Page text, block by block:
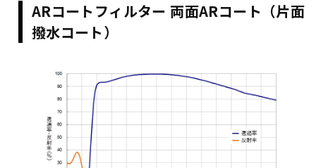
ARコートフィルター 両面ARコート（片面
撥水コート）